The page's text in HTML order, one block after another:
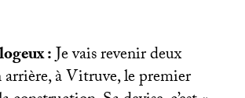
:Je vais revenir deux
à Vitruve, le premier